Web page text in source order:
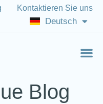
Kontaktieren Sie uns
Deutsch
Italiano
English (US)
Blog